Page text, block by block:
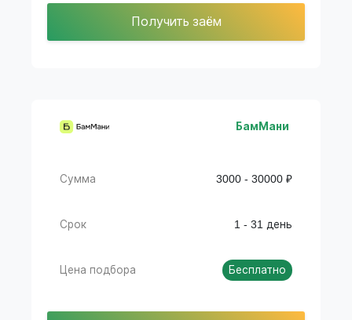
Получить заём
БамМани
Сумма 3000 - 30000 ₽
Срок 1 - 31 день
Цена подбора Бесплатно